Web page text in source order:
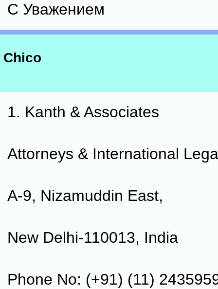
С Уважением
Chico
1. Kanth & Associates
Attorneys & International
A-9, Nizamuddin East,
New Delhi-110013, India
Phone No: (+91) (11)